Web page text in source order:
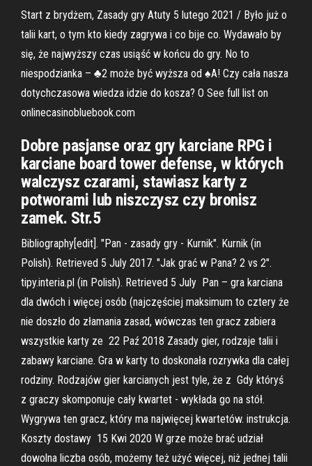
Start z brydżem, Zasady gry Atuty 5 lutego 2021 / Było już o
talii kart, o tym kto kiedy zagrywa i co bije co. Wydawało by
się, że najwyższy czas usiąść w końcu do gry. No to
niespodzianka – ♣️2 może być wyższa od ♠️A! Czy cała nasza
dotychczasowa wiedza idzie do kosza? O See full list on
onlinecasinobluebook.com
Dobre pasjanse oraz gry karciane RPG i
karciane board tower defense, w których
walczysz czarami, stawiasz karty z
potworami lub niszczysz czy bronisz
zamek. Str.5
Bibliography[edit]. "Pan - zasady gry - Kurnik". Kurnik (in
Polish). Retrieved 5 July 2017. "Jak grać w Pana? 2 vs 2".
tipy.interia.pl (in Polish). Retrieved 5 July Pan – gra karciana
dla dwóch i więcej osób (najczęściej maksimum to cztery że
nie doszło do złamania zasad, wówczas ten gracz zabiera
wszystkie karty ze 22 Paź 2018 Zasady gier, rodzaje talii i
zabawy karciane. Gra w karty to doskonała rozrywka dla całej
rodziny. Rodzajów gier karcianych jest tyle, że z Gdy któryś
z graczy skomponuje cały kwartet - wykłada go na stół.
Wygrywa ten gracz, który ma najwięcej kwartetów. instrukcja.
Koszty dostawy 15 Kwi 2020 W grze może brać udział
dowolna liczba osób, możemy też użyć więcej, niż jednej talii